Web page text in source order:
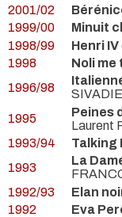
2001/02
1999/00
Minuit
1998/99
Henri IV
1998
Noli me
1996/98
1995
Peines
Laurent
1993/94
Talking
1993
La
1992/93
Elan
1992
Eva